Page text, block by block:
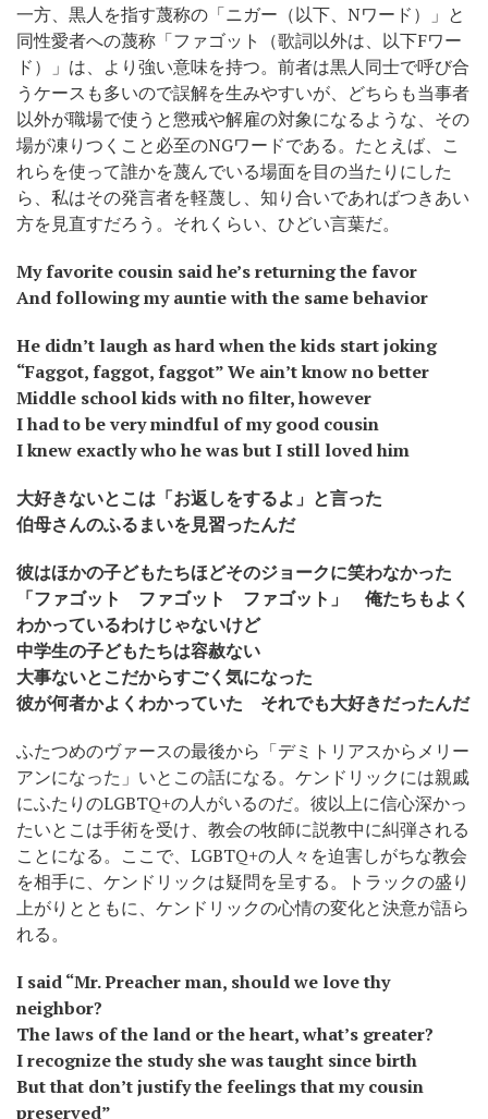
一方、黒人を指す蔑称の「ニガー（以下、Nワード）」と
同性愛者への蔑称「ファゴット（歌詞以外は、以下Fワー
ド）」は、より強い意味を持つ。前者は黒人同士で呼び合
うケースも多いので誤解を生みやすいが、どちらも当事者
以外が職場で使うと懲戒や解雇の対象になるような、その
場が凍りつくこと必至のNGワードである。たとえば、こ
れらを使って誰かを蔑んでいる場面を目の当たりにした
ら、私はその発言者を軽蔑し、知り合いであればつきあい
方を見直すだろう。それくらい、ひどい言葉だ。
My favorite cousin said he’s returning the favor
And following my auntie with the same behavior
He didn’t laugh as hard when the kids start joking
“Faggot, faggot, faggot” We ain’t know no better
Middle school kids with no filter, however
I had to be very mindful of my good cousin
I knew exactly who he was but I still loved him
大好きないとこは「お返しをするよ」と言った
伯母さんのふるまいを見習ったんだ
彼はほかの子どもたちほどそのジョークに笑わなかった
「ファゴット ファゴット ファゴット」 俺たちもよく
わかっているわけじゃないけど
中学生の子どもたちは容赦ない
大事ないとこだからすごく気になった
彼が何者かよくわかっていた それでも大好きだったんだ
ふたつめのヴァースの最後から「デミトリアスからメリー
アンになった」いとこの話になる。ケンドリックには親戚
にふたりのLGBTQ+の人がいるのだ。彼以上に信心深かっ
たいとこは手術を受け、教会の牧師に説教中に糾弾される
ことになる。ここで、LGBTQ+の人々を迫害しがちな教会
を相手に、ケンドリックは疑問を呈する。トラックの盛り
上がりとともに、ケンドリックの心情の変化と決意が語ら
れる。
I said “Mr. Preacher man, should we love thy
neighbor?
The laws of the land or the heart, what’s greater?
I recognize the study she was taught since birth
But that don’t justify the feelings that my cousin
preserved”